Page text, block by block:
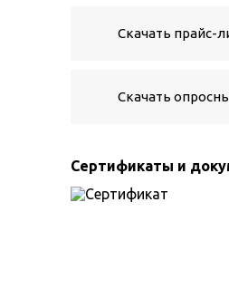
Скачать прайс-
Скачать
Сертификаты и